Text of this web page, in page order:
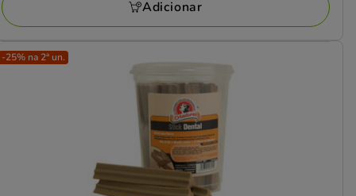
Adicionar
-25% na 2ª un.